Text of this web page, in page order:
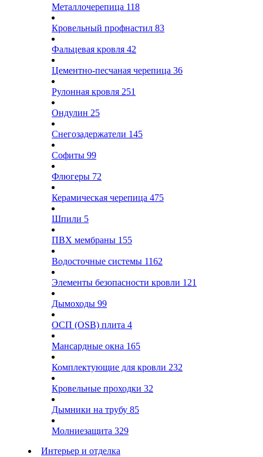
Металлочерепица 118
Кровельный профнастил 83
Фальцевая кровля 42
Цементно-песчаная черепица 36
Рулонная кровля 251
Ондулин 25
Снегозадержатели 145
Софиты 99
Флюгеры 72
Керамическая черепица 475
Шпили 5
ПВХ мембраны 155
Водосточные системы 1162
Элементы безопасности кровли 121
Дымоходы 99
ОСП (OSB) плита 4
Мансардные окна 165
Комплектующие для кровли 232
Кровельные проходки 32
Дымники на трубу 85
Молниезащита 329
Интерьер и отделка